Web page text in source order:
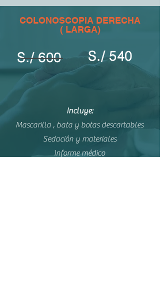
COLONOSCOPIA DERECHA
( LARGA)
S./ 600 S./ 540
Incluye:
Mascarilla , bata y botas descartables
Sedación y materiales
Informe médico